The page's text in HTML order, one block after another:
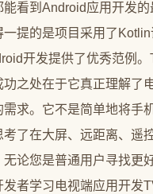
能看到Android应用开发的
一提的是项目采用了
开发提供了优秀范例
功之处在于它真正理解了
需求。它不是简单地将手
考了在大屏、远距离、遥
论您是普通用户寻找更
发者学习电视端应用开发